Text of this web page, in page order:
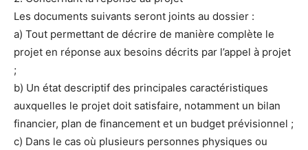
Les documents suivants seront joints au dossier :
a) Tout permettant de décrire de manière complète le
projet en réponse aux besoins décrits par l’appel à projet
;
b) Un état descriptif des principales caractéristiques
auxquelles le projet doit satisfaire, notamment un bilan
financier, plan de financement et un budget prévisionnel ;
c) Dans le cas où plusieurs personnes physiques ou